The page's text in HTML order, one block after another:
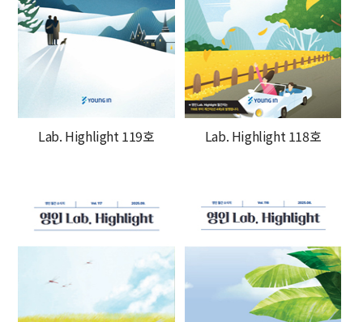
Lab. Highlight 119호 Lab. Highlight 118호